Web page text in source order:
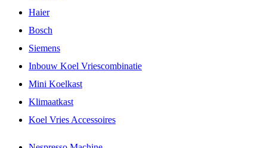
Haier
Bosch
Siemens
Inbouw Koel Vriescombinatie
Mini Koelkast
Klimaatkast
Koel Vries Accessoires